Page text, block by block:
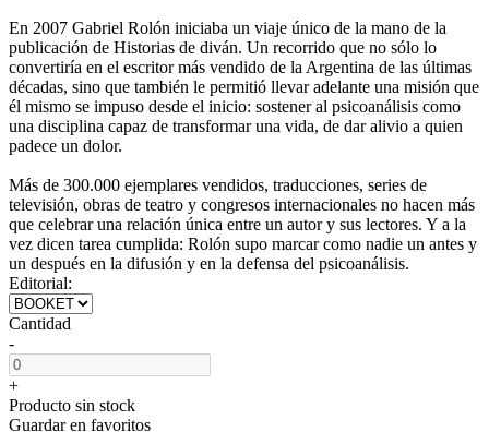
En 2007 Gabriel Rolón iniciaba un viaje único de la mano de la
publicación de Historias de diván. Un recorrido que no sólo lo
convertiría en el escritor más vendido de la Argentina de las últimas
décadas, sino que también le permitió llevar adelante una misión que
él mismo se impuso desde el inicio: sostener al psicoanálisis como
una disciplina capaz de transformar una vida, de dar alivio a quien
padece un dolor.
Más de 300.000 ejemplares vendidos, traducciones, series de
televisión, obras de teatro y congresos internacionales no hacen más
que celebrar una relación única entre un autor y sus lectores. Y a la
vez dicen tarea cumplida: Rolón supo marcar como nadie un antes y
un después en la difusión y en la defensa del psicoanálisis.
Editorial:
Cantidad
-
+
Producto sin stock
Guardar en favoritos